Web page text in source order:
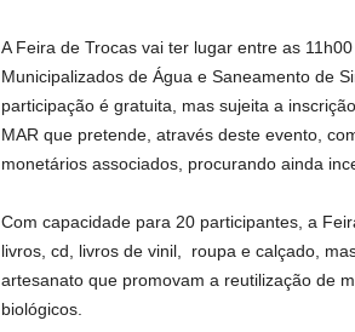
A Feira de Trocas vai ter lugar entre as
Municipalizados de Água e Saneamento de
participação é gratuita, mas sujeita a
MAR que pretende, através deste evento,
monetários associados, procurando ainda
Com capacidade para 20 participantes, a
livros, cd, livros de vinil, roupa e calçado,
artesanato que promovam a reutilização de
biológicos.